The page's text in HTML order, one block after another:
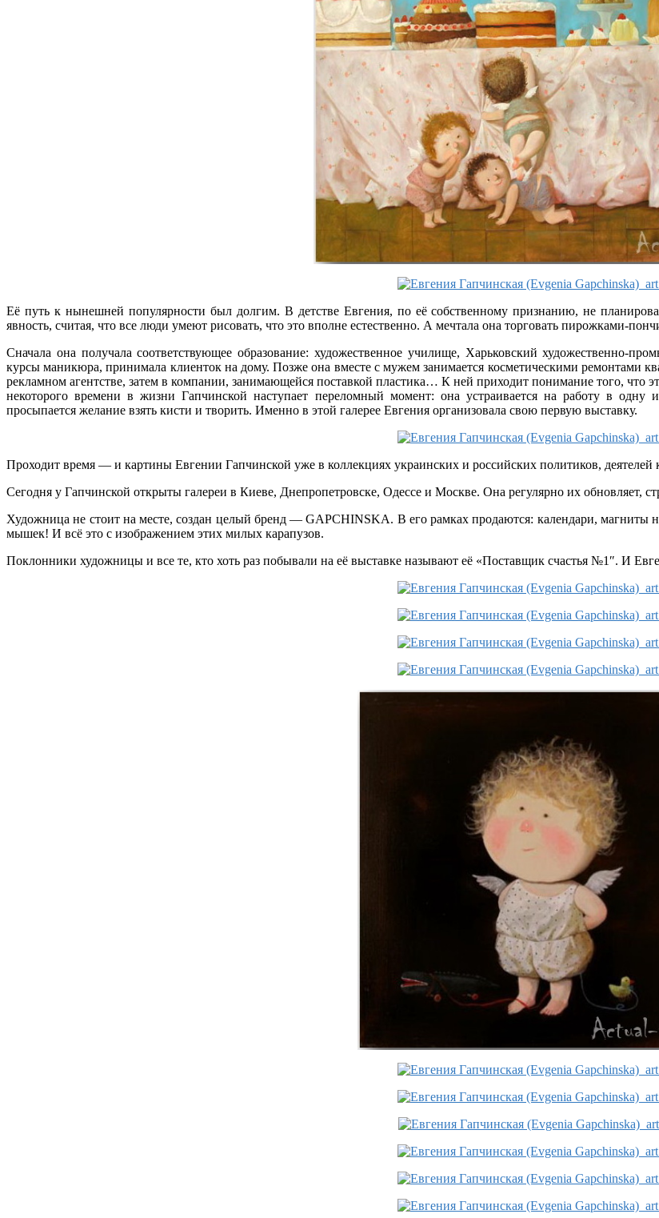
Её путь к нынешней популярности был долгим. В детстве Евгения, по её собственному признанию, не
явность, считая, что все люди умеют рисовать, что это вполне естественно. А мечтала она торговать пирожками-
Сначала она получала соответствующее образование: художественное училище, Харьковский художественно-
курсы маникюра, принимала клиенток на дому. Позже она вместе с мужем занимается косметическими ремонтами
рекламном агентстве, затем в компании, занимающейся поставкой пластика… К ней приходит понимание того, что
некоторого времени в жизни Гапчинской наступает переломный момент: она устраивается на работу в одну
просыпается желание взять кисти и творить. Именно в этой галерее Евгения организовала свою первую выставку.
Проходит время — и картины Евгении Гапчинской уже в коллекциях украинских и российских политиков, деятелей
Сегодня у Гапчинской открыты галереи в Киеве, Днепропетровске, Одессе и Москве. Она регулярно их обновляет,
Художница не стоит на месте, создан целый бренд — GAPCHINSKA. В его рамках продаются: календари, магниты
мышек! И всё это с изображением этих милых карапузов.
Поклонники художницы и все те, кто хоть раз побывали на её выставке называют её «Поставщик счастья №1″. И